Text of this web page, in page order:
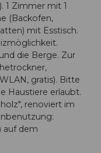
1 Zimmer mit 1
(Backofen,
mit Esstisch.
die Berge. Zur
gratis). Bitte
Haustiere erlaubt.
renoviert im
auf dem